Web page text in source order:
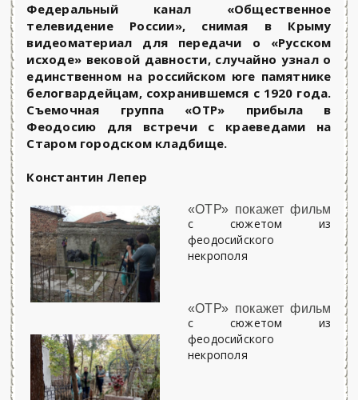
Федеральный канал «Общественное
телевидение России», снимая в Крыму
видеоматериал для передачи о «Русском
исходе» вековой давности, случайно узнал о
единственном на российском юге памятнике
белогвардейцам, сохранившемся с 1920 года.
Съемочная группа «ОТР» прибыла в
Феодосию для встречи с краеведами на
Старом городском кладбище.
Константин Лепер
«ОТР» покажет фильм
с сюжетом из
феодосийского
некрополя
«ОТР» покажет фильм
с сюжетом из
феодосийского
некрополя